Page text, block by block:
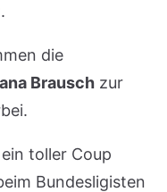
die
Brausch zur
toller Coup
Bundesligisten